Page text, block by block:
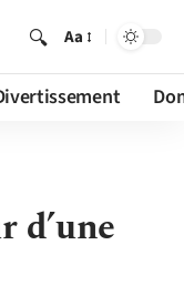
Aa
d’une